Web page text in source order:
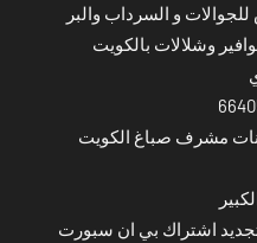
و السرداب والبر
وشلالات بالكويت
مشرف صباغ الكويت
اشتراك بي ان سبورت